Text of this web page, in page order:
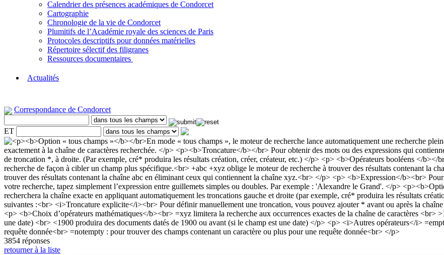
Calendrier des présences académiques de Condorcet
Cartographie
Chronologie de la vie de Condorcet
Plumitifs de l’Académie royale des sciences de Paris
Protocoles descriptifs pour données matérielles
Répertoire sélectif des filigranes
Ressources documentaires
Actualités
Correspondance de Condorcet
ET
3854 réponses
retourner à la liste